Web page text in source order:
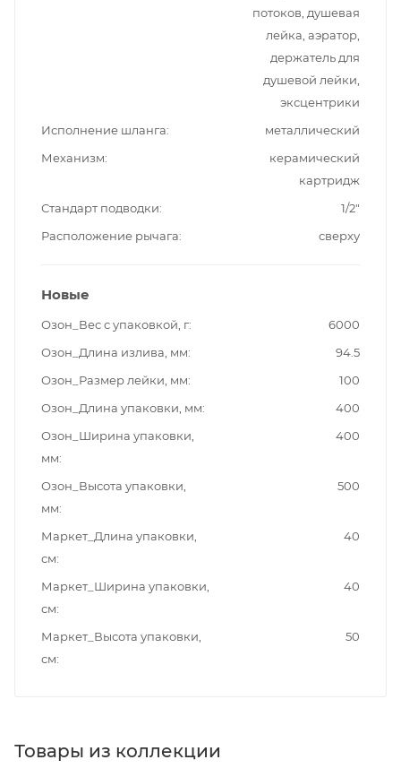
потоков, душевая
лейка, аэратор,
держатель для
душевой лейки,
эксцентрики
Исполнение шланга
металлический
Механизм
керамический
картридж
Стандарт подводки
1/2"
Расположение рычага
сверху
Новые
Озон_Вес с упаковкой, г
6000
Озон_Длина излива, мм
94.5
Озон_Размер лейки, мм
100
Озон_Длина упаковки, мм
400
Озон_Ширина упаковки,
мм
400
Озон_Высота упаковки,
мм
500
Маркет_Длина упаковки,
см
40
Маркет_Ширина упаковки,
см
40
Маркет_Высота упаковки,
см
50
Товары из коллекции